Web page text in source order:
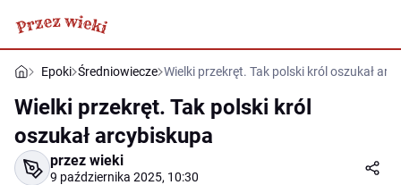
Epoki Średniowiecze Wielki przekręt. Tak polski król oszukał
Wielki przekręt. Tak polski król
oszukał arcybiskupa
przez wieki
9 października 2025, 10:30